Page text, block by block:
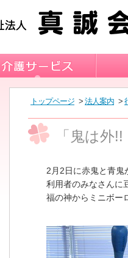
トップページ > 法人案内 >
「鬼は
2月2日に赤鬼と青鬼
利用者のみなさんに
福の神からミニボー